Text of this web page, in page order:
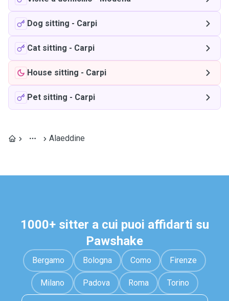
Dog sitting - Carpi
Cat sitting - Carpi
House sitting - Carpi
Pet sitting - Carpi
Alaeddine
1000+ sitter a cui puoi affidarti su
Pawshake
Bergamo Bologna Como Firenze
Milano Padova Roma Torino